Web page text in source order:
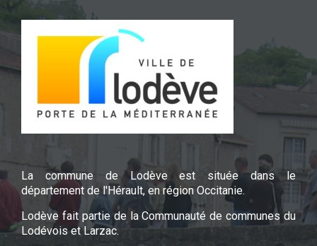
La commune de Lodève est située dans le
département de l'Hérault, en région Occitanie.
Lodève fait partie de la Communauté de communes du
Lodévois et Larzac.